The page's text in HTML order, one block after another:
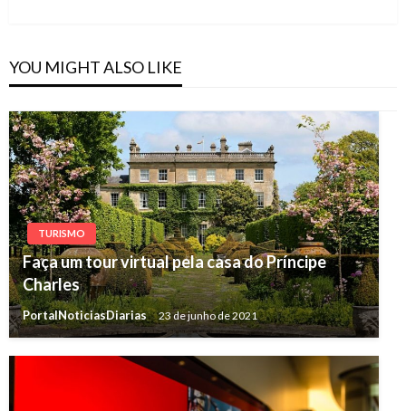
YOU MIGHT ALSO LIKE
TURISMO
Faça um tour virtual pela casa do Príncipe
Charles
PortalNoticiasDiarias 23 de junho de 2021